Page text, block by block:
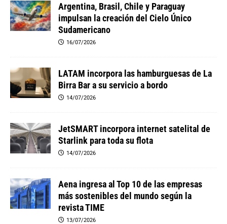
Argentina, Brasil, Chile y Paraguay
impulsan la creación del Cielo Único
Sudamericano
16/07/2026
LATAM incorpora las hamburguesas de La
Birra Bar a su servicio a bordo
14/07/2026
JetSMART incorpora internet satelital de
Starlink para toda su flota
14/07/2026
Aena ingresa al Top 10 de las empresas
más sostenibles del mundo según la
revista TIME
13/07/2026